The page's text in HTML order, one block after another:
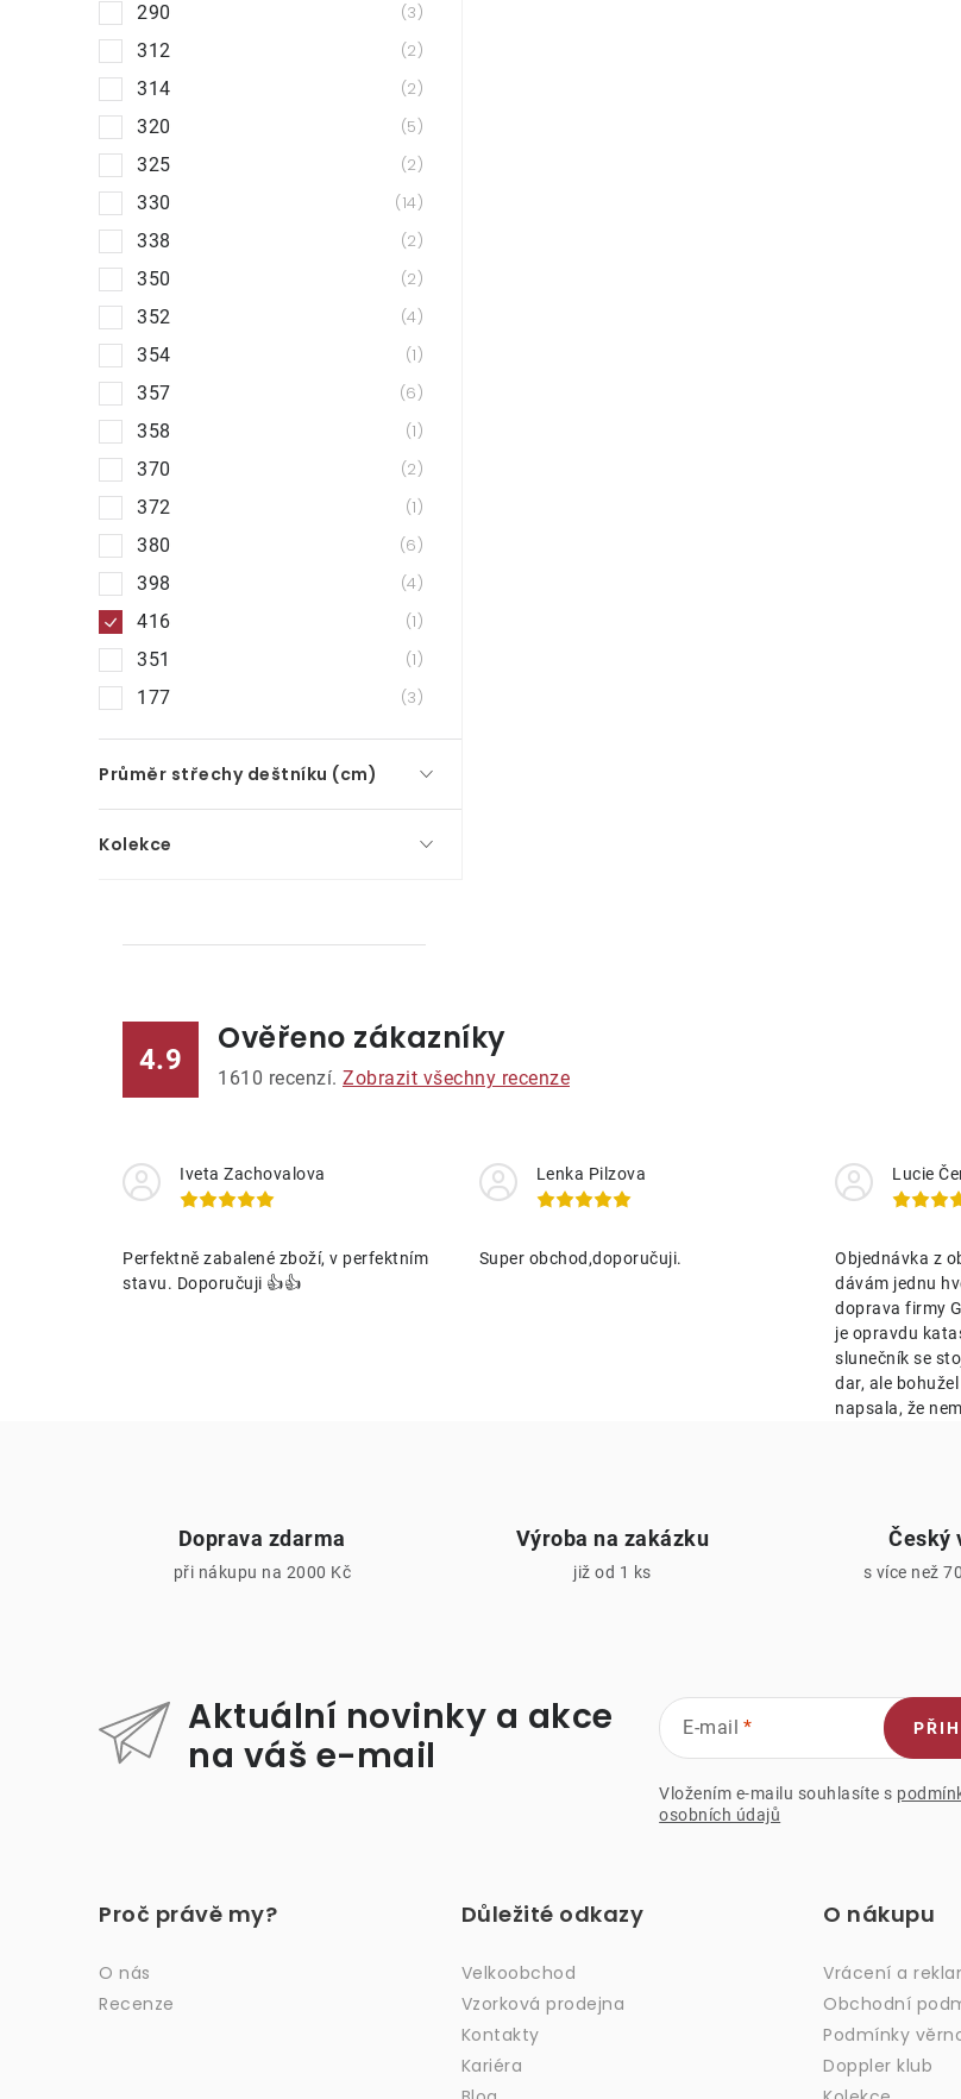
290
3
312
2
314
2
320
5
325
2
330
14
338
2
350
2
352
4
354
1
357
6
358
1
370
2
372
1
380
6
398
4
416
1
351
1
177
3
Průměr střechy deštníku (cm)
Kolekce
4.9
Ověřeno zákazníky
1610 recenzí. Zobrazit všechny recenze
Iveta Zachovalova
Perfektně zabalené zboží, v perfektním
stavu. Doporučuji 👍👍
Lenka Pilzova
Super obchod,doporučuji.
Lucie
Objednávka z
dávám jednu
doprava firmy
je opravdu
slunečník se
dar, ale
napsala, že
Doprava zdarma
při nákupu na 2000 Kč
Výroba na zakázku
již od 1 ks
Český
s více než
Aktuální novinky a akce
na váš e-mail
E-mail
Vložením e-mailu souhlasíte s
osobních údajů
Proč právě my?
O nás
Recenze
Důležité odkazy
Velkoobchod
Vzorková prodejna
Kontakty
Kariéra
O nákupu
Vrácení a
Obchodní
Podmínky
Doppler klub